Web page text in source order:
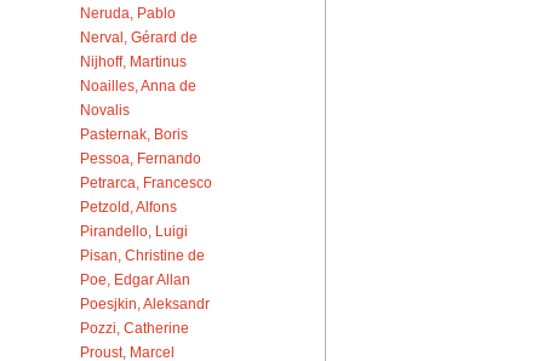
Neruda, Pablo
Nerval, Gérard de
Nijhoff, Martinus
Noailles, Anna de
Novalis
Pasternak, Boris
Pessoa, Fernando
Petrarca, Francesco
Petzold, Alfons
Pirandello, Luigi
Pisan, Christine de
Poe, Edgar Allan
Poesjkin, Aleksandr
Pozzi, Catherine
Proust, Marcel